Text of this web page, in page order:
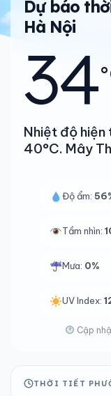
Dự báo
Hà Nội
34
Nhiệt độ
40°C. Mây
Độ ẩm:
Tầm nhìn:
Mưa: 0%
UV Index:
Cập
THỜI TIẾT